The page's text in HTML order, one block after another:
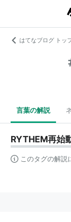
はてなブログ トッ
言葉の解説
RYTHEM再始
このタグの解説